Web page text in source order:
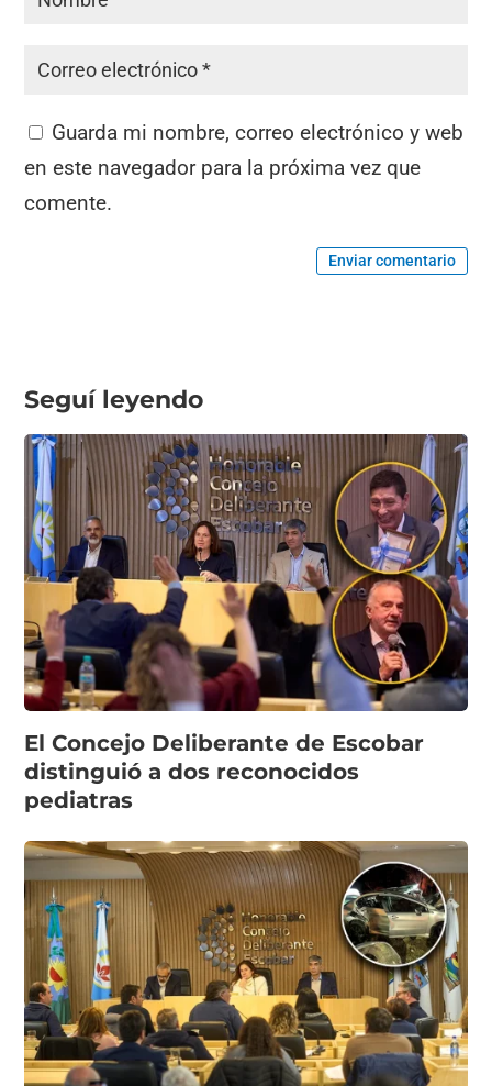
Guarda mi nombre, correo electrónico y web
en este navegador para la próxima vez que
comente.
Enviar comentario
Seguí leyendo
El Concejo Deliberante de Escobar
distinguió a dos reconocidos
pediatras